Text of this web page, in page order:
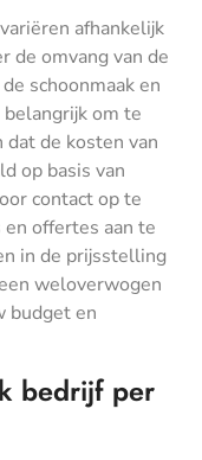
afhankelijk
de omvang van de
schoonmaak en
om te
de kosten van
op basis van
contact op te
offertes aan te
in de prijsstelling
weloverwogen
budget en
bedrijf per